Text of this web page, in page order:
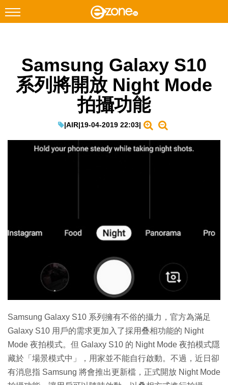
Facebook Instagram
科技焦點
教學評測
Enterprise Digital Transformation
Samsung Galaxy S10
系列將開放 Night Mode
拍攝功能
|AIR|19-04-2019 22:03|
Samsung Galaxy S10 系列擁有不俗的攝力，官方為滿足
Galaxy S10 用戶的需求更加入了採用叠相功能的 Night
Mode 夜拍模式。但 Galaxy S10 的 Night Mode 夜拍模式隱
藏於「場景模式中」，用家並不能自行啟動。不過，近日卻
有消息指 Samsung 將會推出更新檔，正式開放 Night Mode